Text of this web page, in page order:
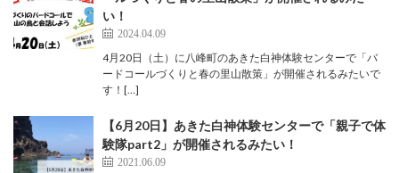
い！
2024.04.09
4月20日（土）に八峰町のあきた白神体験センターで「バ
ードコールづくりと春の里山散策」が開催されるみたいで
す！[…]
【6月20日】あきた白神体験センターで「親子で体
験隊part2」が開催されるみたい！
2021.06.09